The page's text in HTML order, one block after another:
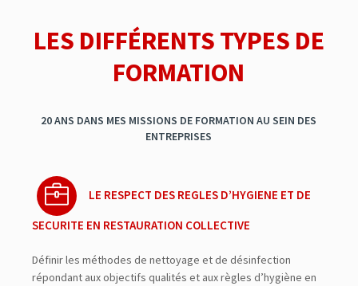
LES DIFFÉRENTS TYPES DE
FORMATION
20 ANS DANS MES MISSIONS DE FORMATION AU SEIN DES
ENTREPRISES
LE RESPECT DES REGLES D’HYGIENE ET DE
SECURITE EN RESTAURATION COLLECTIVE
Définir les méthodes de nettoyage et de désinfection
répondant aux objectifs qualités et aux règles d’hygiène en